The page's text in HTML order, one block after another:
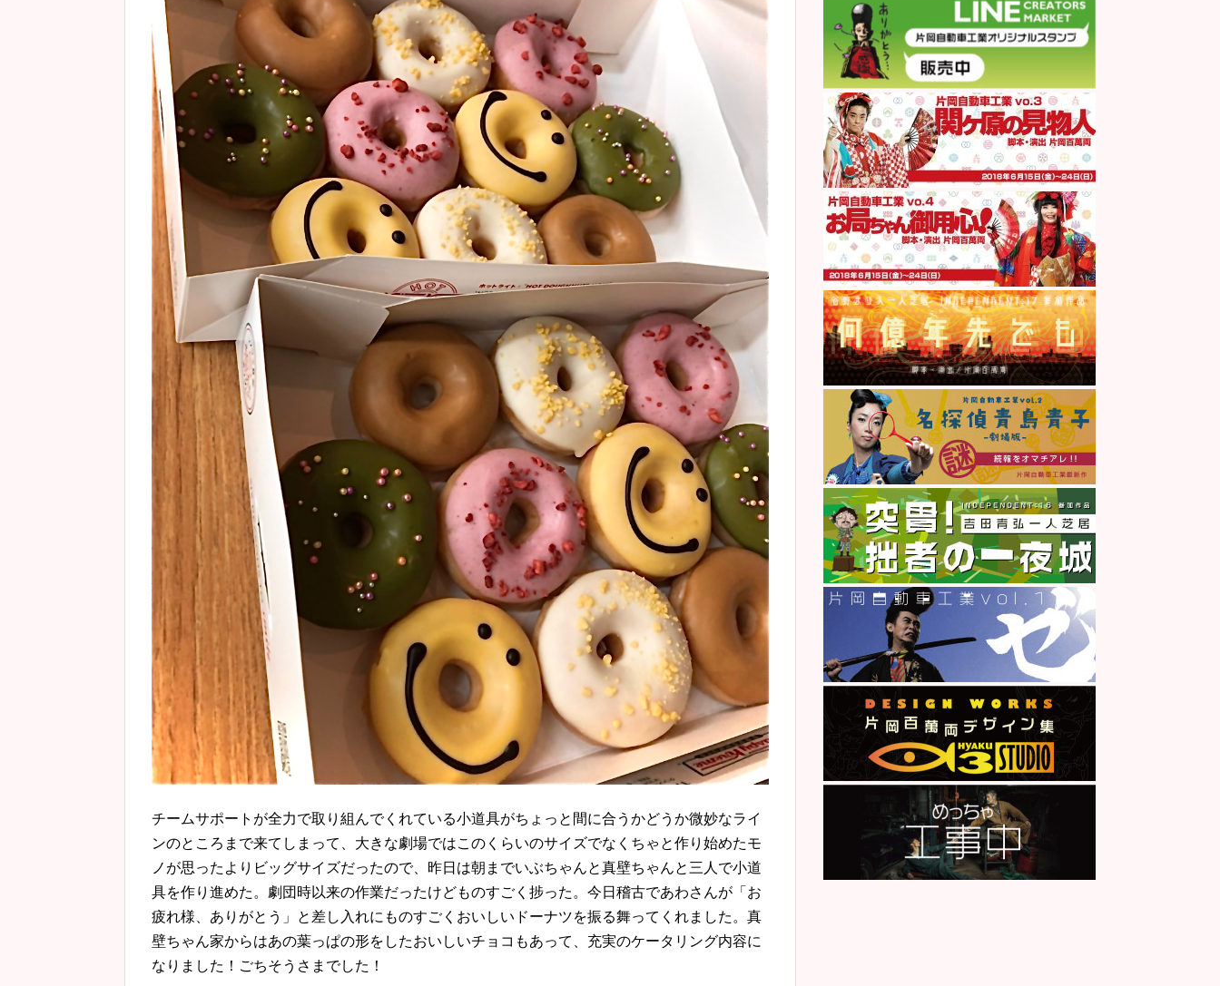
チームサポートが全力で取り組んでくれている小道具がちょっと間に合うかどうか微妙なライ
ンのところまで来てしまって、大きな劇場ではこのくらいのサイズでなくちゃと作り始めたモ
ノが思ったよりビッグサイズだったので、昨日は朝までいぶちゃんと真壁ちゃんと三人で小道
具を作り進めた。劇団時以来の作業だったけどものすごく捗った。今日稽古であわさんが「お
疲れ様、ありがとう」と差し入れにものすごくおいしいドーナツを振る舞ってくれました。真
壁ちゃん家からはあの葉っぱの形をしたおいしいチョコもあって、充実のケータリング内容に
なりました！ごちそうさまでした！